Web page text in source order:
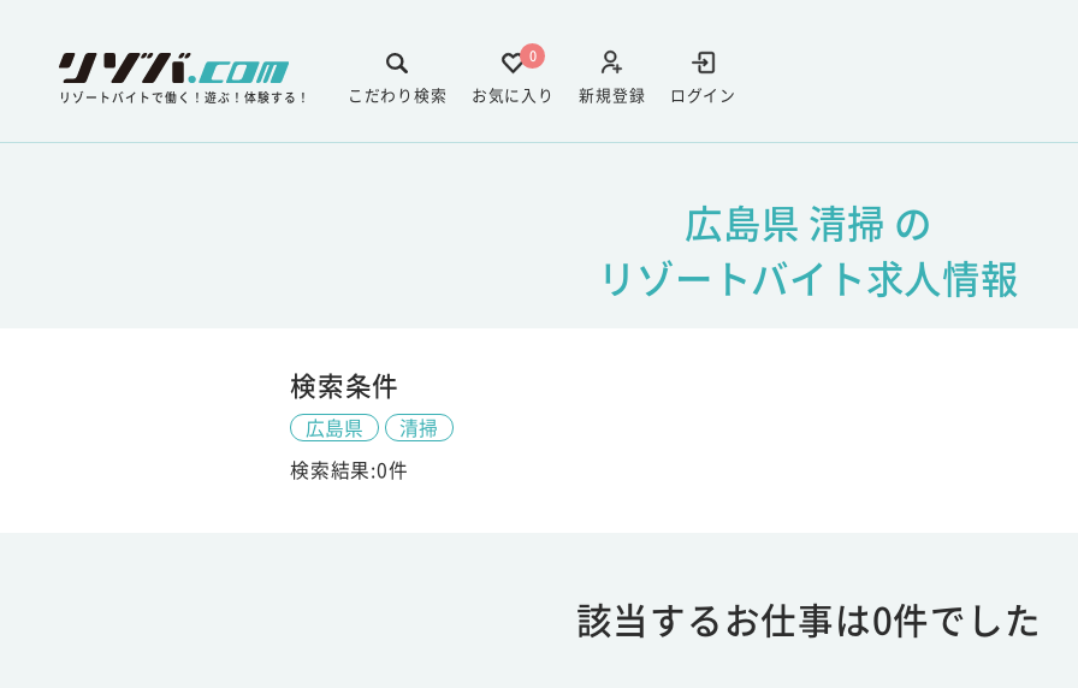
リゾートバイトで働く！遊ぶ！体験する！ ログイン
新規登録
0
お気に入り
こだわり検索
広島県 清掃 の
リゾートバイト求人情報
検索条件
広島県
清掃
検索結果:0件
該当するお仕事は0件でした